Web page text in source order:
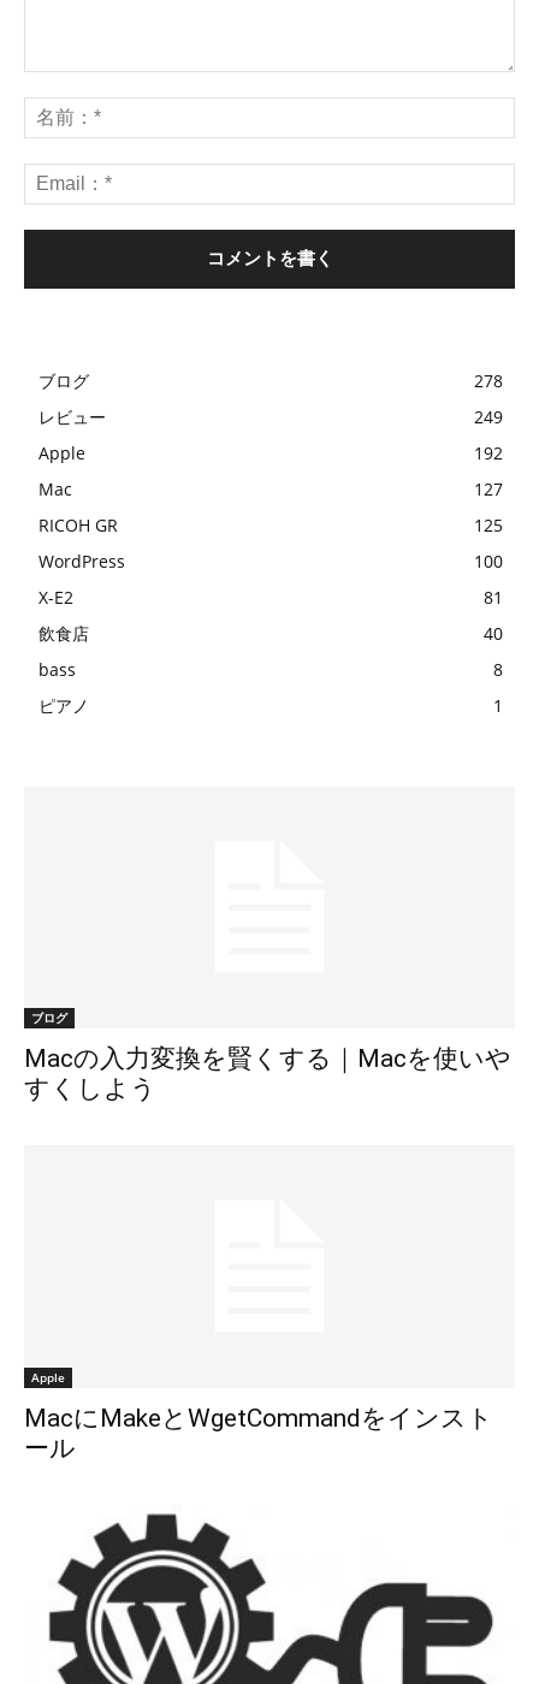
ブログ
278
レビュー
249
Apple
192
Mac
127
RICOH GR
125
WordPress
100
X-E2
81
飲食店
40
bass
8
ピアノ
1
ブログ
Macの入力変換を賢くする｜Macを使いや
すくしよう
Apple
MacにMakeとWgetCommandをインスト
ール